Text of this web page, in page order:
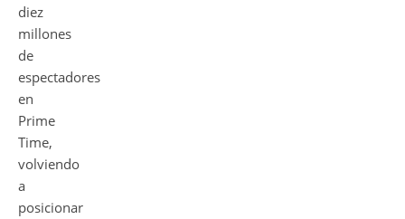
diez
millones
de
espectadores
en
Prime
Time,
volviendo
a
posicionar